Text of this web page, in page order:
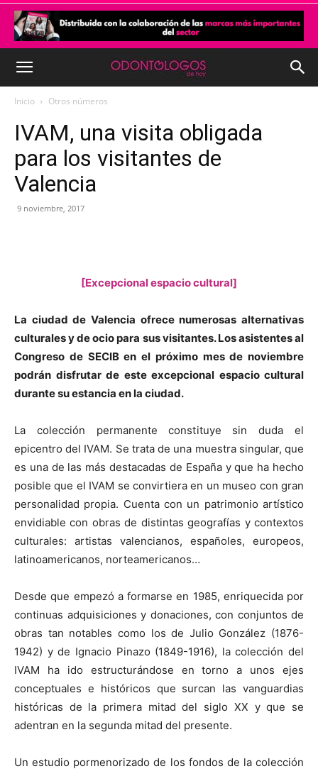
Inicio Otros números
IVAM, una visita obligada
para los visitantes de
Valencia
9 noviembre, 2017
[Excepcional espacio cultural]
La ciudad de Valencia ofrece numerosas alternativas
culturales y de ocio para sus visitantes. Los asistentes al
Congreso de SECIB en el próximo mes de noviembre
podrán disfrutar de este excepcional espacio cultural
durante su estancia en la ciudad.
La colección permanente constituye sin duda el
epicentro del IVAM. Se trata de una muestra singular, que
es una de las más destacadas de España y que ha hecho
posible que el IVAM se convirtiera en un museo con gran
personalidad propia. Cuenta con un patrimonio artístico
envidiable con obras de distintas geografías y contextos
culturales: artistas valencianos, españoles, europeos,
latinoamericanos, norteamericanos…
Desde que empezó a formarse en 1985, enriquecida por
continuas adquisiciones y donaciones, con conjuntos de
obras tan notables como los de Julio González (1876-
1942) y de Ignacio Pinazo (1849-1916), la colección del
IVAM ha ido estructurándose en torno a unos ejes
conceptuales e históricos que surcan las vanguardias
históricas de la primera mitad del siglo XX y que se
adentran en la segunda mitad del presente.
Un estudio pormenorizado de los fondos de la colección